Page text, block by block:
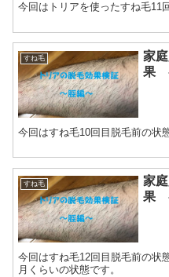
今回はトリアを使ったすね毛11
すね毛
家
果 -
今回はすね毛10回目脱毛前の状
すね毛
家
果 -
今回はすね毛12回目脱毛前の状
月くらいの状態です。